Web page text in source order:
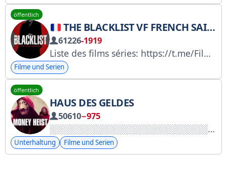
öffentlich
THE BLACKLIST VF FRENCH SAISON 10 9 8 7 6 5 4 3 2 1 INTEGRALE
61226-1919
Liste des films séries: https://t.me/FilmSerieboxx SÉRIE: @NETFLIX_SERIES_FILMS_VF et @FILMS_ET_SERIES_ACTIONS Porn: @FilmSeriesX SPORTS: @Canal_foot Actualités de tout genre: @Le_Journal_News Requêtes: @TeamBoxx By
Filme und Serien
öffentlich
HAUS DES GELDES
50610−975
Unterhaltung Filme und Serien